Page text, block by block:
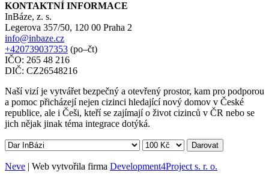
KONTAKTNÍ INFORMACE
InBáze, z. s.
Legerova 357/50, 120 00 Praha 2
info@inbaze.cz
+420739037353 (po–čt)
IČO: 265 48 216
DIČ: CZ26548216
Naší vizí je vytvářet bezpečný a otevřený prostor, kam pro podporou
a pomoc přicházejí nejen cizinci hledající nový domov v České
republice, ale i Češi, kteří se zajímají o život cizinců v ČR nebo se
jich nějak jinak téma integrace dotýká.
Darovat
Neve | Web vytvořila firma Development4Project s. r. o.